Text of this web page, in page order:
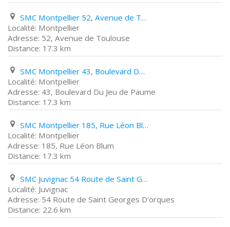
SMC Montpellier 52, Avenue de Toulouse
Montpellier
52, Avenue de Toulouse
17.3 km
SMC Montpellier 43, Boulevard Du Jeu de Paume
Montpellier
43, Boulevard Du Jeu de Paume
17.3 km
SMC Montpellier 185, Rue Léon Blum
Montpellier
185, Rue Léon Blum
17.3 km
SMC Juvignac 54 Route de Saint Georges D'orques
Juvignac
54 Route de Saint Georges D'orques
22.6 km